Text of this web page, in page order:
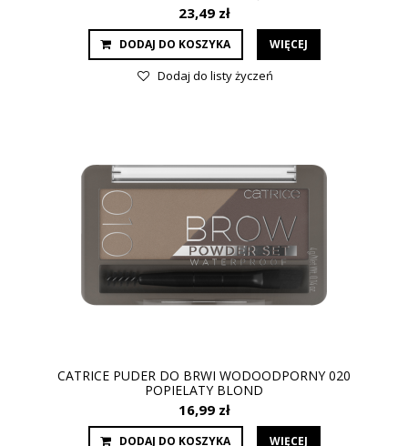
23,49 zł
DODAJ DO KOSZYKA WIĘCEJ
Dodaj do listy życzeń
CATRICE PUDER DO BRWI WODOODPORNY 020
POPIELATY BLOND
16,99 zł
DODAJ DO KOSZYKA WIĘCEJ